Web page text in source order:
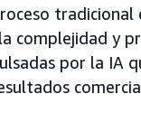
tradicional
complejidad y
por la IA